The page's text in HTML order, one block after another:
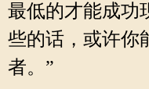
最低的才能成功
些的话，或许你
者。”